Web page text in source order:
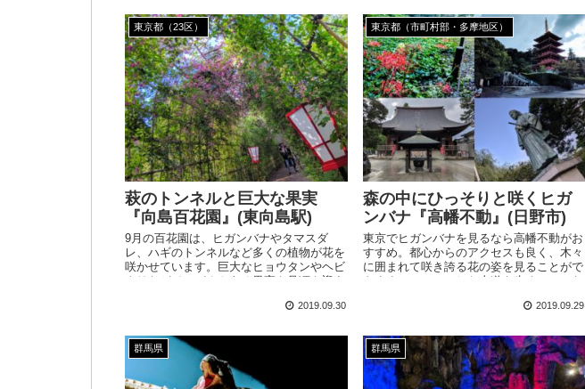
東京都（23区）
萩のトンネルと巨大な果実
『向島百花園』(東向島駅)
9月の百花園は、ヒガンバナやタマスダ
レ、ハギのトンネルなど多くの植物が花を
咲かせています。巨大なヒョウタンやヘビ
ウリなどインパクトある果実も見頃を迎え
2019.09.30
東京都（市町村部・多摩地区）
森の中にひっそりと咲くヒガ
ンバナ『高幡不動』(日野市)
東京でヒガンバナを見るなら高幡不動がお
すすめ。都心からのアクセスも良く、木々
に囲まれて咲き誇る花の姿を見ることがで
きます。ちょっとした山道を歩くことにな
2019.09.29
群馬県 群馬県